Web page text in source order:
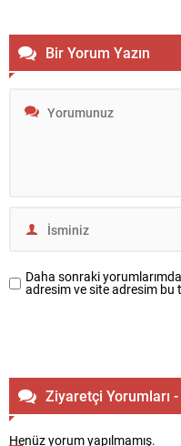
Bir Yorum Yazın
Daha sonraki
adresim ve site adresim bu
Ziyaretçi Yorumları
Henüz yorum yapılmamış.